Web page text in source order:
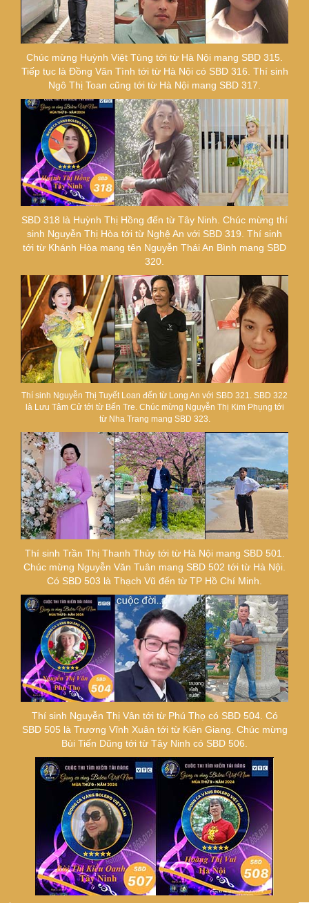
Chúc mừng Huỳnh Việt Tùng tới từ Hà Nội mang SBD 315.
Tiếp tục là Đồng Văn Tình tới từ Hà Nội có SBD 316. Thí sinh
Ngô Thị Toan cũng tới từ Hà Nội mang SBD 317.
SBD 318 là Huỳnh Thị Hồng đến từ Tây Ninh. Chúc mừng thí
sinh Nguyễn Thị Hòa tới từ Nghệ An với SBD 319. Thí sinh
tới từ Khánh Hòa mang tên Nguyễn Thái An Bình mang SBD
320.
Thí sinh Nguyễn Thị Tuyết Loan đến từ Long An với SBD 321. SBD 322
là Lưu Tâm Cử tới từ Bến Tre. Chúc mừng Nguyễn Thị Kim Phụng tới
từ Nha Trang mang SBD 323.
Thí sinh Trần Thị Thanh Thủy tới từ Hà Nội mang SBD 501.
Chúc mừng Nguyễn Văn Tuân mang SBD 502 tới từ Hà Nội.
Có SBD 503 là Thạch Vũ đến từ TP Hồ Chí Minh.
Thí sinh Nguyễn Thị Vân tới từ Phú Thọ có SBD 504. Có
SBD 505 là Trương Vĩnh Xuân tới từ Kiên Giang. Chúc mừng
Bùi Tiến Dũng tới từ Tây Ninh có SBD 506.